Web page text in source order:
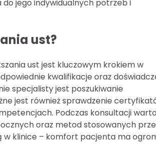
jego indywidualnych potrzeb i
ust?
ust jest kluczowym krokiem w
kwalifikacje oraz
specjalisty jest poszukiwanie
jest również sprawdzenie
Podczas konsultacji warto
oraz metod stosowanych
w klinice – komfort pacjenta ma